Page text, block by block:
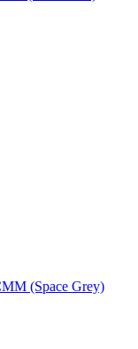
(Space Grey)